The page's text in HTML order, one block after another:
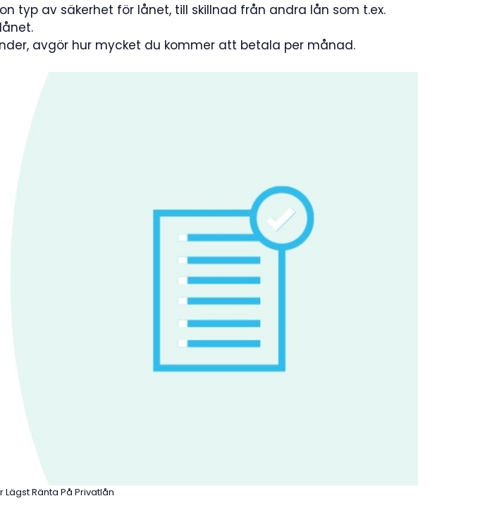
typ av säkerhet för lånet, till skillnad från andra lån som t.ex.
avgör hur mycket du kommer att betala per månad.
Lägst Ränta På Privatlån